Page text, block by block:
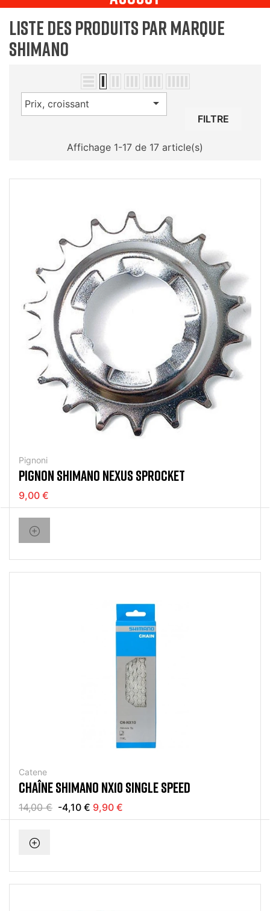
Liste des produits par marque
Shimano
Prix, croissant 
FILTRE
Affichage 1-17 de 17 article(s)
Pignoni
PIGNON SHIMANO NEXUS SPROCKET
9,00 €
Catene
CHAÎNE SHIMANO NX10 SINGLE SPEED
14,00 € -4,10 € 9,90 €